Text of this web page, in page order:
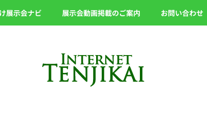
展示会ナビ 展示会動画掲載のご案内 お問い合わせ